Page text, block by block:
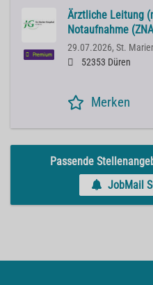
Premium
Ärztliche Leitung
Notaufnahme
29.07.2026, St.
52353 Düren
Merken
Passende
JobMail